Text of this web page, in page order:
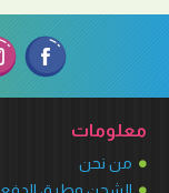
معلومات
من نحن